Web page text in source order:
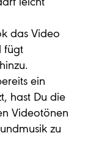
das Video
fügt
ein
hast Du die
Videotönen
zu